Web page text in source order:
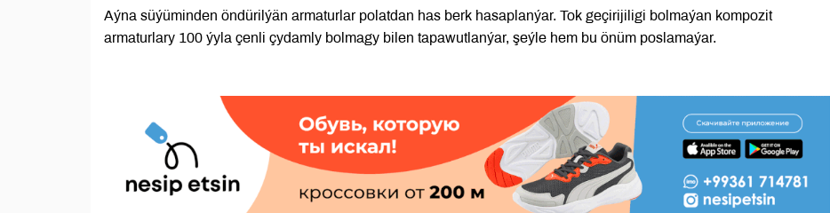
Aýna süýüminden öndürilýän armaturlar polatdan has berk hasaplanýar. Tok geçirijiligi bolmaýan kompozit
armaturlary 100 ýyla çenli çydamly bolmagy bilen tapawutlanýar, şeýle hem bu önüm poslamaýar.